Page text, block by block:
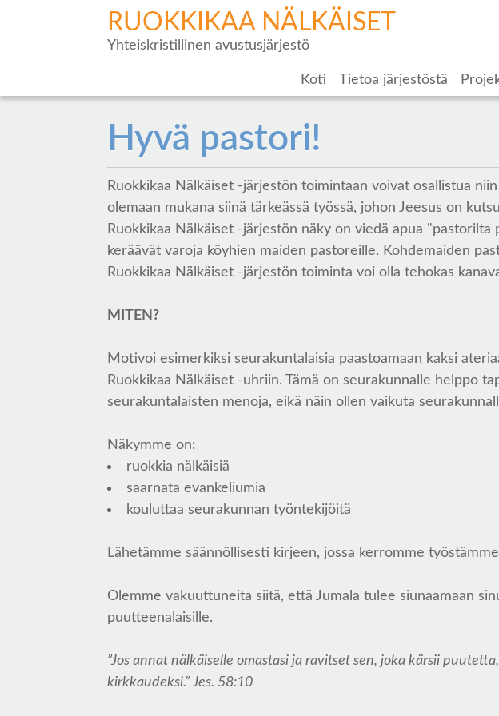
RUOKKIKAA NÄLKÄISET
Yhteiskristillinen avustusjärjestö
Koti Tietoa järjestöstä
Hyvä pastori!
Ruokkikaa Nälkäiset -järjestön toimintaan voivat osallistua
olemaan mukana siinä tärkeässä työssä, johon Jeesus on
Ruokkikaa Nälkäiset -järjestön näky on viedä apua
keräävät varoja köyhien maiden pastoreille. Kohdemaiden
Ruokkikaa Nälkäiset -järjestön toiminta voi olla tehokas
MITEN?
Motivoi esimerkiksi seurakuntalaisia paastoamaan kaksi
Ruokkikaa Nälkäiset -uhriin. Tämä on seurakunnalle helppo
seurakuntalaisten menoja, eikä näin ollen vaikuta
Näkymme on:
ruokkia nälkäisiä
saarnata evankeliumia
kouluttaa seurakunnan työntekijöitä
Lähetämme säännöllisesti kirjeen, jossa kerromme
Olemme vakuuttuneita siitä, että Jumala tulee siunaamaan
puutteenalaisille.
”Jos annat nälkäiselle omastasi ja ravitset sen, joka kärsii
kirkkaudeksi.” Jes. 58:10